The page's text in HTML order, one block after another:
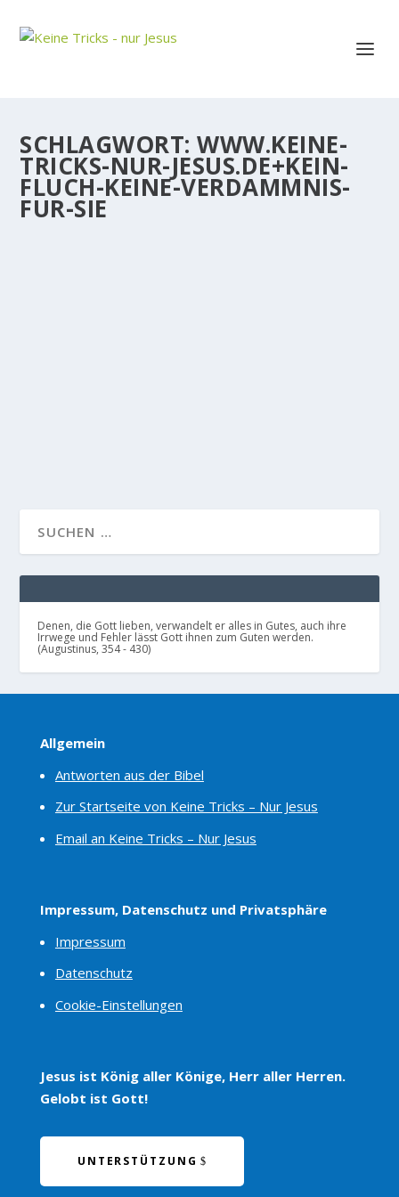
SCHLAGWORT:WWW.KEINE-
TRICKS-NUR-JESUS.DE+KEIN-
FLUCH-KEINE-VERDAMMNIS-
FUR-SIE
Denen, die Gott lieben, verwandelt er alles in Gutes, auch ihre
Irrwege und Fehler lässt Gott ihnen zum Guten werden.
(Augustinus, 354 - 430)
Allgemein
Antworten aus der Bibel
Zur Startseite von Keine Tricks – Nur Jesus
Email an Keine Tricks – Nur Jesus
Impressum, Datenschutz und Privatsphäre
Impressum
Datenschutz
Cookie-Einstellungen
Jesus ist König aller Könige, Herr aller Herren.
Gelobt ist Gott!
UNTERSTÜTZUNG